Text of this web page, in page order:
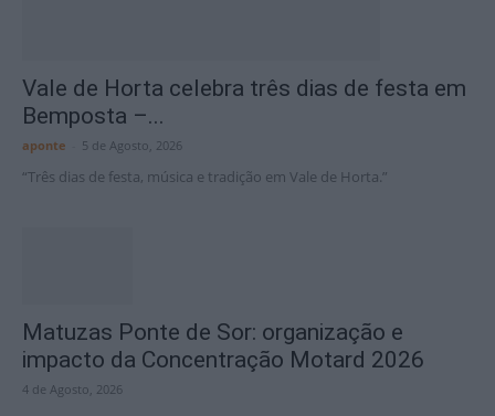
Vale de Horta celebra três dias de festa em
Bemposta –...
aponte 5 de Agosto, 2026
“Três dias de festa, música e tradição em Vale de Horta.”
Matuzas Ponte de Sor: organização e
impacto da Concentração Motard 2026
4 de Agosto, 2026